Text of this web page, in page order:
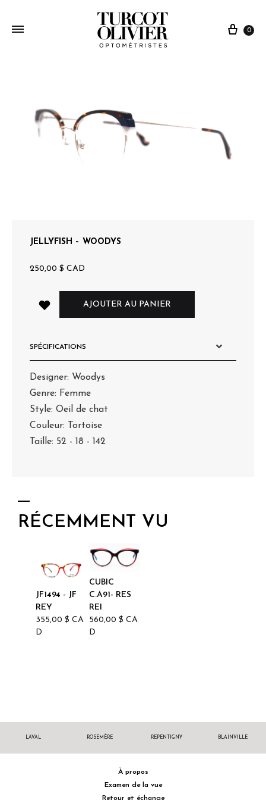
0
JELLYFISH – WOODYS
250,00 $ CAD
AJOUTER AU PANIER
SPÉCIFICATIONS
Designer: Woodys
Genre: Femme
Style: Oeil de chat
Couleur: Tortoise
Taille: 52 - 18 - 142
RÉCEMMENT VU
JF1494 - JF
REY
355,00 $ CA
D
CUBIC
C.A91- RES
REI
560,00 $ CA
D
LAVAL ROSEMÈRE REPENTIGNY BLAINVILLE
À propos
Examen de la vue
Retour et échange